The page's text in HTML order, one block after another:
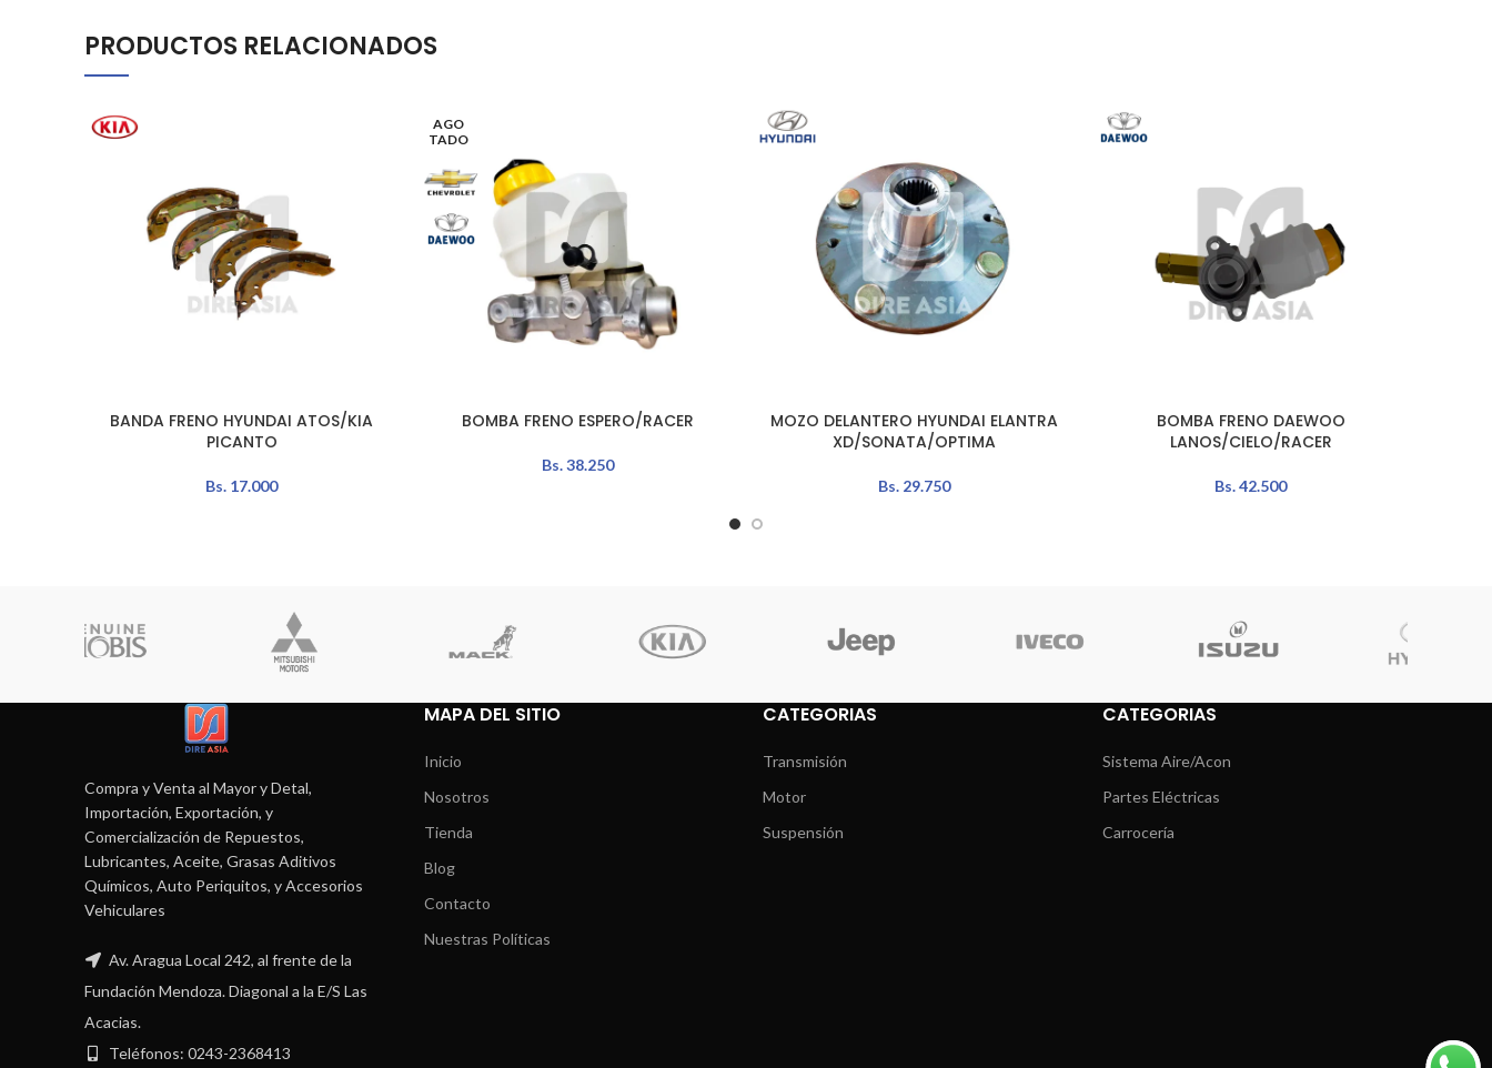
PRODUCTOS RELACIONADOS
AÑADIR AL CARRITO
BANDA FRENO HYUNDAI ATOS/KIA
PICANTO
Bs. 17.000
AGO
TADO
LEER MÁSBOMBA FRENO ESPERO/RACER
Bs.38.250
AÑADIR AL CARRITO
MOZO DELANTERO HYUNDAI ELANTRA
XD/SONATA/OPTIMA
Bs. 29.750
AÑADIR AL CARRITO
BOMBA FRENO DAEWOO
LANOS/CIELO/RACER
Bs.42.500
Compra y Venta al Mayor y Detal,
Importación, Exportación, y
Comercialización de Repuestos,
Lubricantes, Aceite, Grasas Aditivos
Químicos, Auto Periquitos, y Accesorios
Vehiculares
Av. Aragua Local 242, al frente de la
Fundación Mendoza. Diagonal a la E/S Las
Acacias.
Teléfonos: 0243-2368413
MAPA DEL SITIO
Inicio
Nosotros
Tienda
Blog
Contacto
Nuestras Políticas
CATEGORIAS
Transmisión
Motor
Suspensión
CATEGORIAS
Sistema Aire/Acon
Partes Eléctricas
Carrocería